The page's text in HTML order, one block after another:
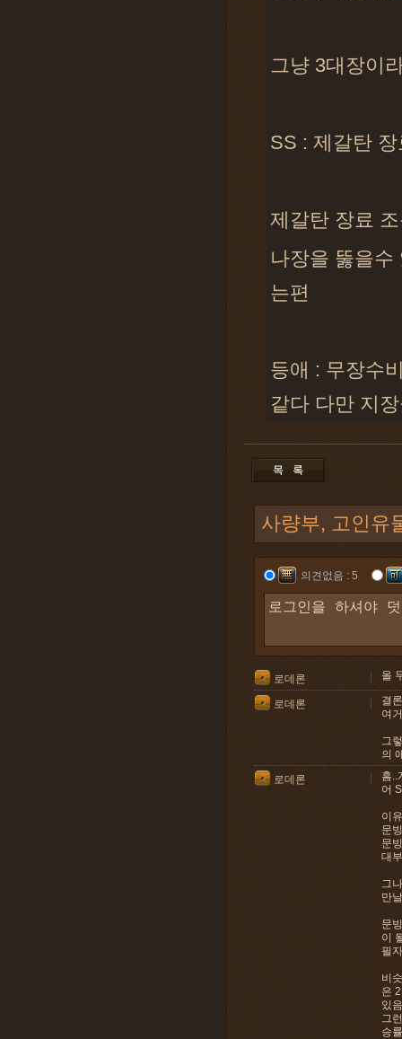
그냥 3대장이
SS : 제갈탄
제갈탄 장료
나장을 뚫을수
는편
등애 : 무장수
같다 다만 지
사량부, 고인유
의견없음 : 5
로데론 올
로데론
결
여
그
의
로데론
흠..
어
이
문
문
대
그
만
문
이
필
비
은
있
그
승